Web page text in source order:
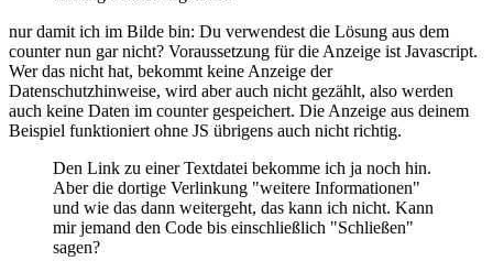
nur damit ich im Bilde bin: Du verwendest die Lösung aus dem
counter nun gar nicht? Voraussetzung für die Anzeige ist Javascript.
Wer das nicht hat, bekommt keine Anzeige der
Datenschutzhinweise, wird aber auch nicht gezählt, also werden
auch keine Daten im counter gespeichert. Die Anzeige aus deinem
Beispiel funktioniert ohne JS übrigens auch nicht richtig.
Den Link zu einer Textdatei bekomme ich ja noch hin.
Aber die dortige Verlinkung "weitere Informationen"
und wie das dann weitergeht, das kann ich nicht. Kann
mir jemand den Code bis einschließlich "Schließen"
sagen?